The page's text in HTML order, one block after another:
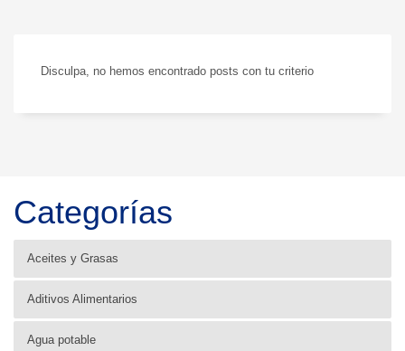
Disculpa, no hemos encontrado posts con tu criterio
Categorías
Aceites y Grasas
Aditivos Alimentarios
Agua potable